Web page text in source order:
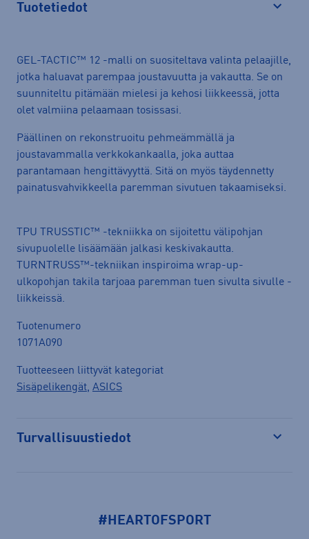
Tuotetiedot
GEL-TACTIC™ 12 -malli on suositeltava valinta pelaajille,
jotka haluavat parempaa joustavuutta ja vakautta. Se on
suunniteltu pitämään mielesi ja kehosi liikkeessä, jotta
olet valmiina pelaamaan tosissasi.​
Päällinen on rekonstruoitu pehmeämmällä ja
joustavammalla verkkokankaalla, joka auttaa
parantamaan hengittävyyttä. Sitä on myös täydennetty
painatusvahvikkeella paremman sivutuen takaamiseksi.
TPU TRUSSTIC™ -tekniikka on sijoitettu välipohjan
sivupuolelle lisäämään jalkasi keskivakautta.
TURNTRUSS™-tekniikan inspiroima wrap-up-
ulkopohjan takila tarjoaa paremman tuen sivulta sivulle -
liikkeissä.
Tuotenumero
1071A090
Tuotteeseen liittyvät kategoriat
Sisäpelikengät, ASICS
Turvallisuustiedot
#HEARTOFSPORT